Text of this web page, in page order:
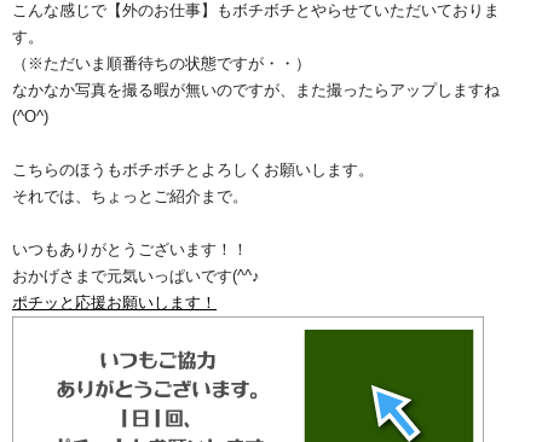
こんな感じで【外のお仕事】もボチボチとやらせていただいておりま
す。
（※ただいま順番待ちの状態ですが・・）
なかなか写真を撮る暇が無いのですが、また撮ったらアップしますね
(^O^)
こちらのほうもボチボチとよろしくお願いします。
それでは、ちょっとご紹介まで。
いつもありがとうございます！！
おかげさまで元気いっぱいです(^^♪
ポチッと応援お願いします！